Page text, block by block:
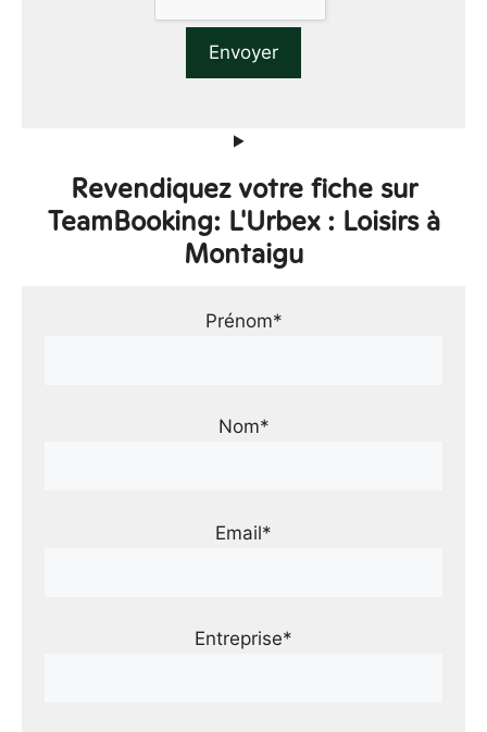
Revendiquez votre fiche sur
TeamBooking: L'Urbex : Loisirs à
Montaigu
Prénom*
Nom*
Email*
Entreprise*